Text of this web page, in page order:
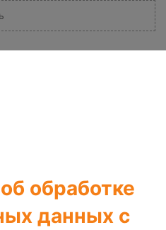
обработке
данных с